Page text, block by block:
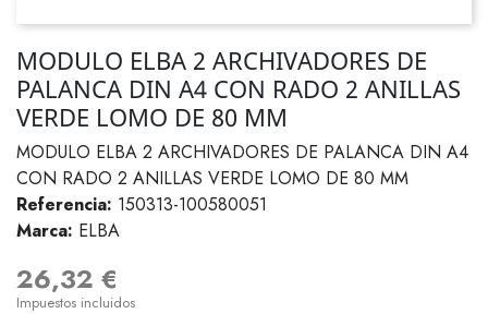
MODULO ELBA 2 ARCHIVADORES DE
PALANCA DIN A4 CON RADO 2 ANILLAS
VERDE LOMO DE 80 MM
MODULO ELBA 2 ARCHIVADORES DE PALANCA DIN A4
CON RADO 2 ANILLAS VERDE LOMO DE 80 MM
Referencia: 150313-100580051
Marca: ELBA
26,32 €
Impuestos incluidos